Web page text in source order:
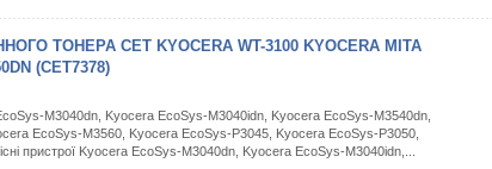
ТОНЕРА CET KYOCERA WT-3100 KYOCERA MITA
(CET7378)
M3040dn, Kyocera EcoSys-M3040idn, Kyocera EcoSys-M3540dn,
EcoSys-M3560, Kyocera EcoSys-P3045, Kyocera EcoSys-P3050,
пристрої Kyocera EcoSys-M3040dn, Kyocera EcoSys-M3040idn,...